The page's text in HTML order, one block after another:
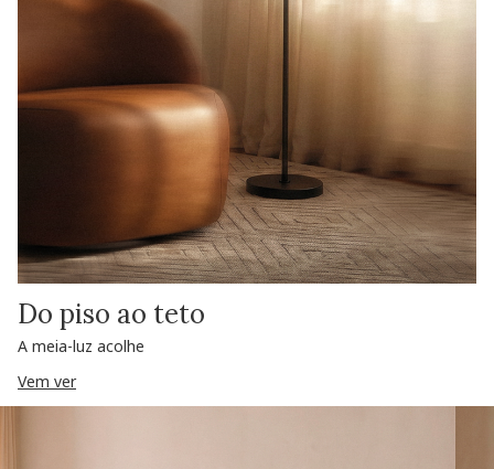
Do piso ao teto
A meia-luz acolhe
Vem ver